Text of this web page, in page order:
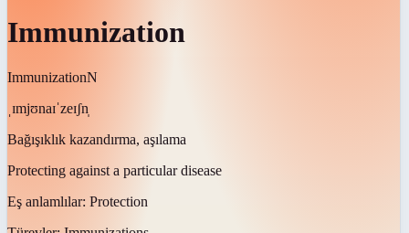
Immunization
ImmunizationN
ˌɪmjʊnaɪˈzeɪʃn̩
Bağışıklık kazandırma, aşılama
Protecting against a particular disease
Eş anlamlılar: Protection